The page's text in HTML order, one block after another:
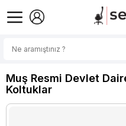
Muş Resmi Devlet
Koltuklar